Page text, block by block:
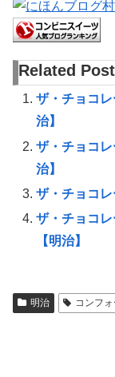
Related
ザ・チョコ
治】
ザ・チョコ
治】
ザ・チョコレ
ザ・チョコ
【明治】
明治 コンフ